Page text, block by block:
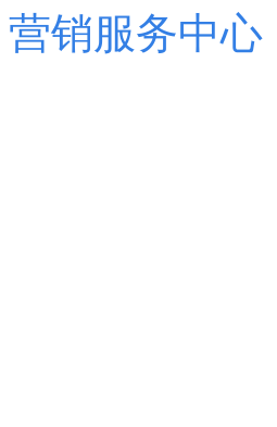
营销服务中